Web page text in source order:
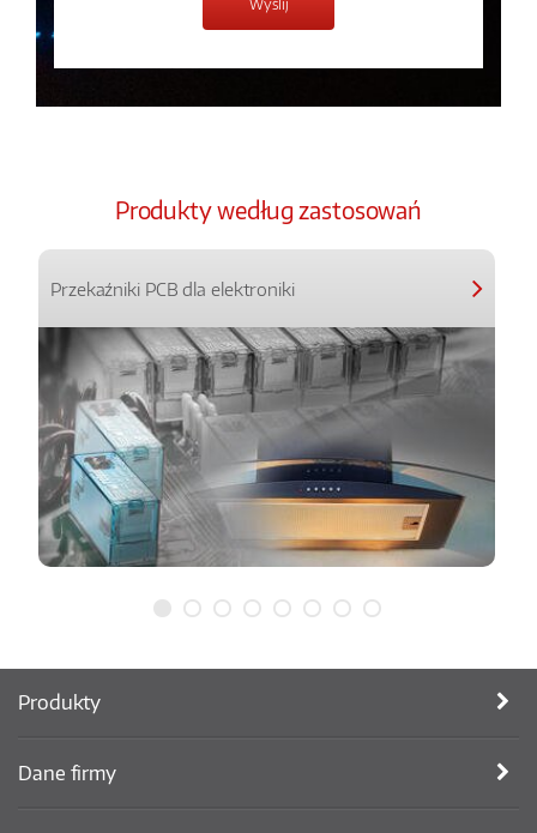
Produkty według zastosowań
Przekaźniki PCB dla elektroniki
Produkty
Dane firmy